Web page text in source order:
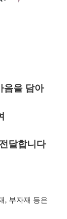
음을 담아
달합니다
, 부자재 등은